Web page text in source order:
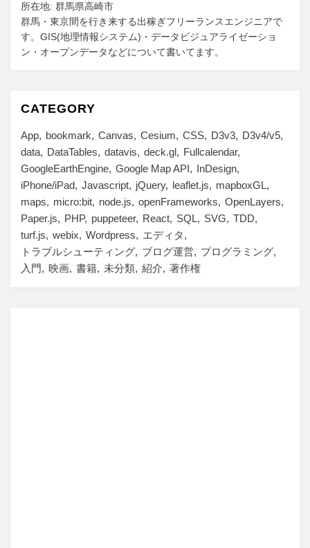
所在地: 群馬県高崎市
群馬・東京間を行き来する出稼ぎフリーランスエンジニアで
す。GIS(地理情報システム)・データビジュアライゼーショ
ン・オープンデータなどについて書いてます。
CATEGORY
App bookmark Canvas Cesium CSS D3v3
D3v4/v5
data
DataTables datavis deck.gl
Fullcalendar
GoogleEarthEngine Google Map API
InDesign
iPhone/iPad Javascript jQuery leaflet.js
mapboxGL
maps
micro:bit node.js openFrameworks
OpenLayers
Paper.js
PHP puppeteer React SQL SVG
TDD
turf.js
webix Wordpress
エディタ
トラブルシューティング
ブログ運営
プログラミング
入門
映画 書籍 未分類 紹介 著作権